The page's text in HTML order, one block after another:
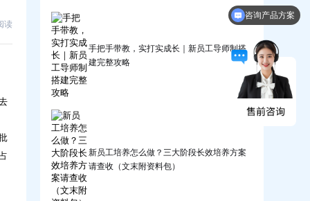
读
手把手带教，实打实成长｜新员工导师制搭
建完整攻略
新员工培养怎么做？三大阶段长效培养方案
请查收（文末附资料包）
咨询产品方案